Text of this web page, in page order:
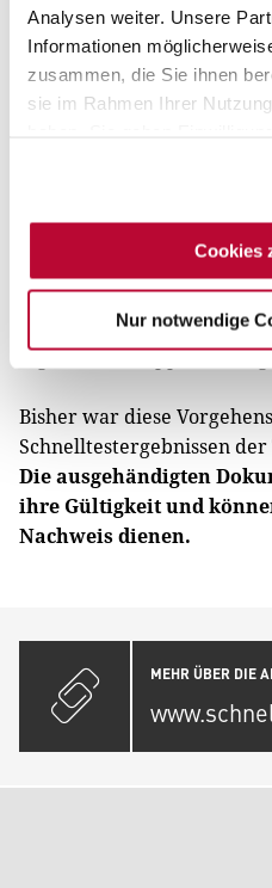
Analysen weiter. Unsere
Informationen
zusammen, die Sie ihnen
sie im Rahmen Ihrer
Cookies
Nur notwendige
Getestet, geimpft,
die Daten auf das
Damit der Nachweis in
notwendig: Dort müssen
Genesungsnachweis
klassisches A4-Formular
schnelltest.click gescannt
digital in der App
Bisher war diese
Schnelltestergebnissen
Die ausgehändigten
ihre Gültigkeit und
Nachweis dienen.
MEHR ÜBER DIE